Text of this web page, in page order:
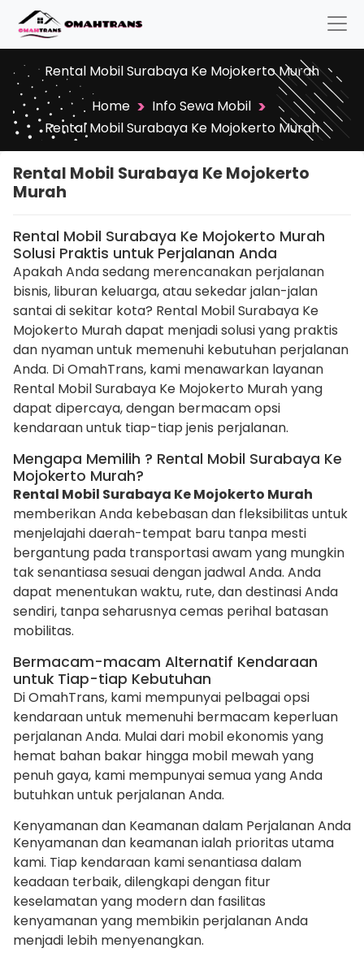
Rental Mobil Surabaya Ke Mojokerto Murah
Home > Info Sewa Mobil >
Rental Mobil Surabaya Ke Mojokerto Murah
Rental Mobil Surabaya Ke Mojokerto
Murah
Rental Mobil Surabaya Ke Mojokerto Murah
Solusi Praktis untuk Perjalanan Anda
Apakah Anda sedang merencanakan perjalanan
bisnis, liburan keluarga, atau sekedar jalan-jalan
santai di sekitar kota? Rental Mobil Surabaya Ke
Mojokerto Murah dapat menjadi solusi yang praktis
dan nyaman untuk memenuhi kebutuhan perjalanan
Anda. Di OmahTrans, kami menawarkan layanan
Rental Mobil Surabaya Ke Mojokerto Murah yang
dapat dipercaya, dengan bermacam opsi
kendaraan untuk tiap-tiap jenis perjalanan.
Mengapa Memilih ? Rental Mobil Surabaya Ke
Mojokerto Murah?
Rental Mobil Surabaya Ke Mojokerto Murah
memberikan Anda kebebasan dan fleksibilitas untuk
menjelajahi daerah-tempat baru tanpa mesti
bergantung pada transportasi awam yang mungkin
tak senantiasa sesuai dengan jadwal Anda. Anda
dapat menentukan waktu, rute, dan destinasi Anda
sendiri, tanpa seharusnya cemas perihal batasan
mobilitas.
Bermacam-macam Alternatif Kendaraan
untuk Tiap-tiap Kebutuhan
Di OmahTrans, kami mempunyai pelbagai opsi
kendaraan untuk memenuhi bermacam keperluan
perjalanan Anda. Mulai dari mobil ekonomis yang
hemat bahan bakar hingga mobil mewah yang
penuh gaya, kami mempunyai semua yang Anda
butuhkan untuk perjalanan Anda.
Kenyamanan dan Keamanan dalam Perjalanan Anda
Kenyamanan dan keamanan ialah prioritas utama
kami. Tiap kendaraan kami senantiasa dalam
keadaan terbaik, dilengkapi dengan fitur
keselamatan yang modern dan fasilitas
kenyamanan yang membikin perjalanan Anda
menjadi lebih menyenangkan.